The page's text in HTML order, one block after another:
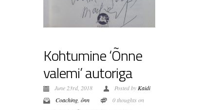
Kohtumine ‘Õnne
valemi’ autoriga
June 23rd, 2018 Posted by Kaidi
Coaching õnn
0 thoughts on